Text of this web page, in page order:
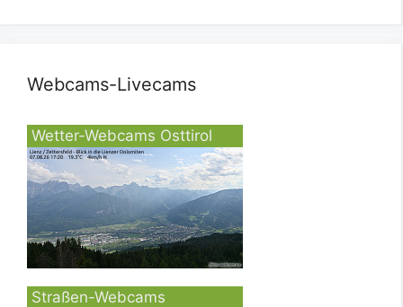
Webcams-Livecams
Wetter-Webcams Osttirol
Straßen-Webcams